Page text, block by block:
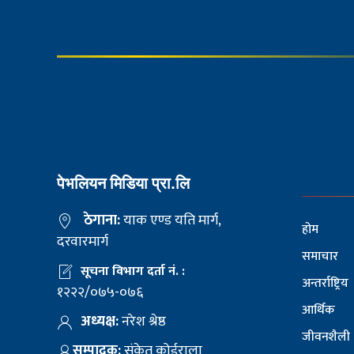
पेभलियन मिडिया प्रा.लि
ठेगाना:याक एण्ड यति मार्ग,
दरवारमार्ग
सूचना विभाग दर्ता नं. :
१२२२/०७५-०७६
अध्यक्ष:नरेश श्रेष्ठ
होम
समाचार
अन्तर्राष्ट्रिय
आर्थिक
जीवनशैली